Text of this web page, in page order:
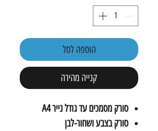
הוספה לסל
קנייה מהירה
סורק מסמכים עד גודל נייר A4
סורק בצבע ושחור-לבן